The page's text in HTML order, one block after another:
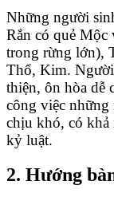
Những người
Rắn có quẻ
trong rừng lớn),
Thổ, Kim.
thiện, ôn hòa dễ
công việc những
chịu khó, có khả
kỷ luật.
2. Hướng